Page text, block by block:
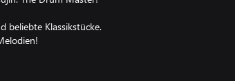
beliebte Klassikstücke.